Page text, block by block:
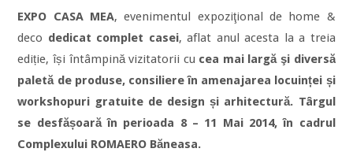
EXPO CASA MEA, evenimentul expoziţional de home &
deco dedicat complet casei, aflat anul acesta la a treia
ediție, își întâmpină vizitatorii cu cea mai largă şi diversă
paletă de produse, consiliere în amenajarea locuinței și
workshopuri gratuite de design și arhitectură. Târgul
se desfășoară în perioada 8 – 11 Mai 2014, în cadrul
Complexului ROMAERO Băneasa.